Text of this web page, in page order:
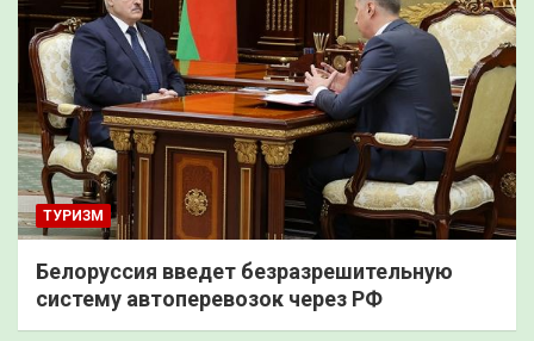
ТУРИЗМ
Белоруссия введет безразрешительную
систему автоперевозок через РФ